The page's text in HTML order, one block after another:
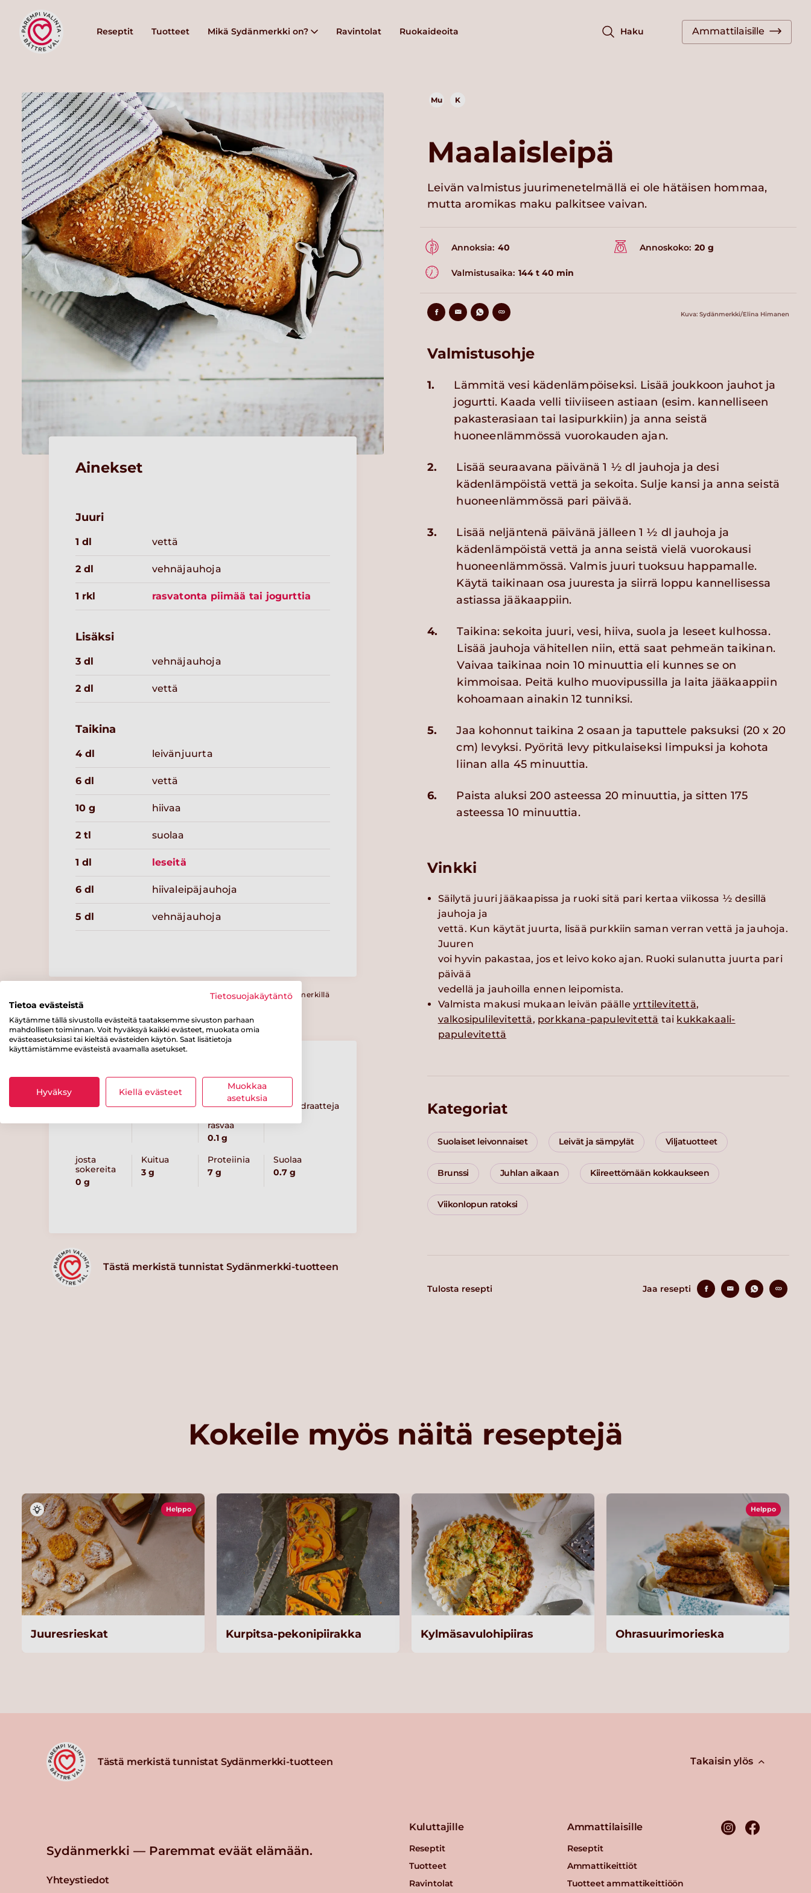
Reseptit Tuotteet Mikä Sydänmerkki on? Ravintolat Ruokaideoita Haku Ammattilaisille
Ainekset
Juuri
1 dl vettä
2 dl vehnäjauhoja
1 rkl rasvatonta piimää tai jogurttia
Lisäksi
3 dl vehnäjauhoja
2 dl vettä
Taikina
4 dl leivänjuurta
6 dl vettä
10 g hiivaa
2 tl suolaa
1 dl leseitä
6 dl hiivaleipäjauhoja
5 dl vehnäjauhoja
Resepteissä punaisella merkityt tuotteet löydät kaupassa Sydänmerkillä
varustettuna.
Energiaa
Rasvaa
josta
rasvaa
0.1 g
Hiilihydraatteja
josta
sokereita
0 g
Kuitua
3 g
Proteiinia
7 g
Suolaa
0.7 g
Tästä merkistä tunnistat Sydänmerkki-tuotteen
Mu K
Maalaisleipä
Leivän valmistus juurimenetelmällä ei ole hätäisen hommaa,
mutta aromikas maku palkitsee vaivan.
Annoksia: 40 Annoskoko: 20 g
Valmistusaika: 144 t 40 min
Kuva: Sydänmerkki/Elina Himanen
Valmistusohje
1.
Lämmitä vesi kädenlämpöiseksi. Lisää joukkoon jauhot ja
jogurtti. Kaada velli tiiviiseen astiaan (esim. kannelliseen
pakasterasiaan tai lasipurkkiin) ja anna seistä
huoneenlämmössä vuorokauden ajan.
2.
Lisää seuraavana päivänä 1 ½ dl jauhoja ja desi
kädenlämpöistä vettä ja sekoita. Sulje kansi ja anna seistä
huoneenlämmössä pari päivää.
3.
Lisää neljäntenä päivänä jälleen 1 ½ dl jauhoja ja
kädenlämpöistä vettä ja anna seistä vielä vuorokausi
huoneenlämmössä. Valmis juuri tuoksuu happamalle.
Käytä taikinaan osa juuresta ja siirrä loppu kannellisessa
astiassa jääkaappiin.
4.
Taikina: sekoita juuri, vesi, hiiva, suola ja leseet kulhossa.
Lisää jauhoja vähitellen niin, että saat pehmeän taikinan.
Vaivaa taikinaa noin 10 minuuttia eli kunnes se on
kimmoisaa. Peitä kulho muovipussilla ja laita jääkaappiin
kohoamaan ainakin 12 tunniksi.
5.
Jaa kohonnut taikina 2 osaan ja taputtele paksuksi (20 x 20
cm) levyksi. Pyöritä levy pitkulaiseksi limpuksi ja kohota
liinan alla 45 minuuttia.
6.
Paista aluksi 200 asteessa 20 minuuttia, ja sitten 175
asteessa 10 minuuttia.
Vinkki
Säilytä juuri jääkaapissa ja ruoki sitä pari kertaa viikossa ½ desillä
jauhoja ja
vettä. Kun käytät juurta, lisää purkkiin saman verran vettä ja jauhoja.
Juuren
voi hyvin pakastaa, jos et leivo koko ajan. Ruoki sulanutta juurta pari
päivää
vedellä ja jauhoilla ennen leipomista.
Valmista makusi mukaan leivän päälle yrttilevitettä,
valkosipulilevitettä, porkkana-papulevitettä tai kukkakaali-
papulevitettä
Kategoriat
Suolaiset leivonnaiset Leivät ja sämpylät Viljatuotteet
Brunssi Juhlan aikaan Kiireettömään kokkaukseen
Viikonlopun ratoksi
Tulosta resepti Jaa resepti
Kokeile myös näitä reseptejä
Helppo
Juuresrieskat Kurpitsa-pekonipiirakka Kylmäsavulohipiiras
Helppo
Ohrasuurimorieska
Tästä merkistä tunnistat Sydänmerkki-tuotteen Takaisin ylös
Sydänmerkki — Paremmat eväät elämään.
Yhteystiedot
Kuluttajille
Reseptit
Tuotteet
Ravintolat
Ammattilaisille
Reseptit
Ammattikeittiöt
Tuotteet ammattikeittiöön
Tietosuojakäytäntö
Tietoa evästeistä
Käytämme tällä sivustolla evästeitä taataksemme sivuston parhaan
mahdollisen toiminnan. Voit hyväksyä kaikki evästeet, muokata omia
evästeasetuksiasi tai kieltää evästeiden käytön. Saat lisätietoja
käyttämistämme evästeistä avaamalla asetukset.
Hyväksy Kiellä evästeet
Muokkaa
asetuksia